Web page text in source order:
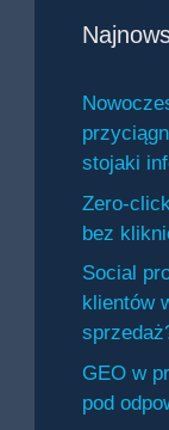
stojaki
Zero-
bez
Social
klientów
GEO w
pod